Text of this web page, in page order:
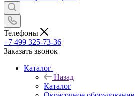
Телефоны
+7 499 325-73-36
Заказать звонок
Каталог
Назад
Каталог